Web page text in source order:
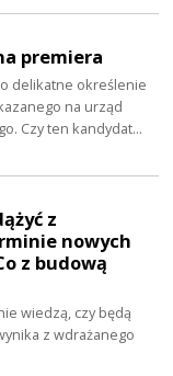
premiera
delikatne określenie
na urząd
Czy ten kandydat…
z
nowych
z budową
wiedzą, czy będą
z wdrażanego